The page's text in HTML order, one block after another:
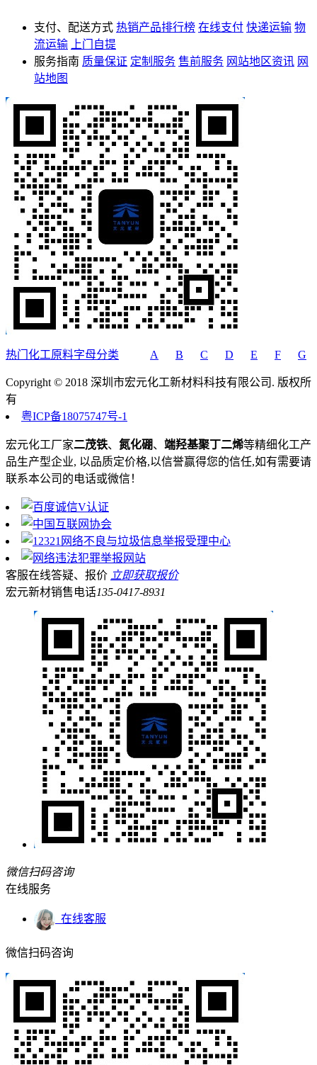
支付、配送方式 热销产品排行榜 在线支付 快递运输 物
流运输
上门自提
服务指南 质量保证 定制服务 售前服务 网站地区资讯 网
站地图
热门化工原料字母分类 A B C D E F G
Copyright © 2018 深圳市宏元化工新材料科技有限公司. 版权所
有
粤ICP备18075747号-1
宏元化工厂家二茂铁、 氮化硼、 端羟基聚丁二烯等精细化工产
品生产型企业, 以品质定价格,以信誉赢得您的信任,如有需要请
联系本公司的电话或微信！
客服在线答疑、报价 立即获取报价
宏元新材销售电话135-0417-8931
微信扫码咨询
在线服务
在线客服
微信扫码咨询